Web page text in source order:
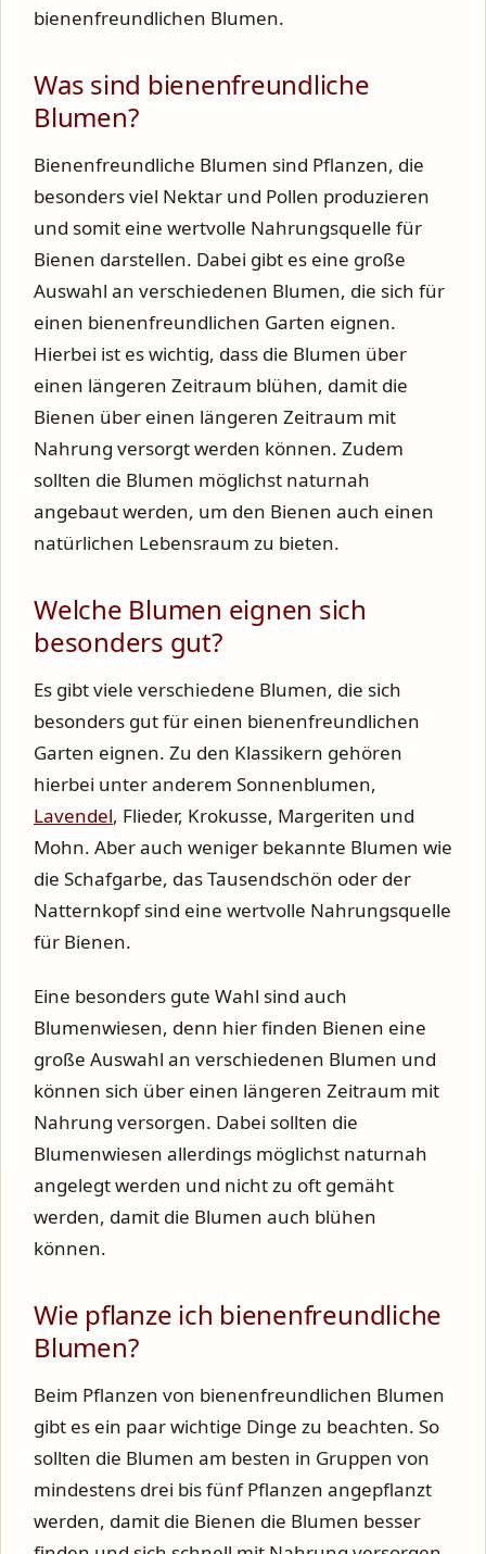
bienenfreundlichen Blumen.
Was sind bienenfreundliche
Blumen?
Bienenfreundliche Blumen sind Pflanzen, die
besonders viel Nektar und Pollen produzieren
und somit eine wertvolle Nahrungsquelle für
Bienen darstellen. Dabei gibt es eine große
Auswahl an verschiedenen Blumen, die sich für
einen bienenfreundlichen Garten eignen.
Hierbei ist es wichtig, dass die Blumen über
einen längeren Zeitraum blühen, damit die
Bienen über einen längeren Zeitraum mit
Nahrung versorgt werden können. Zudem
sollten die Blumen möglichst naturnah
angebaut werden, um den Bienen auch einen
natürlichen Lebensraum zu bieten.
Welche Blumen eignen sich
besonders gut?
Es gibt viele verschiedene Blumen, die sich
besonders gut für einen bienenfreundlichen
Garten eignen. Zu den Klassikern gehören
hierbei unter anderem Sonnenblumen,
Lavendel, Flieder, Krokusse, Margeriten und
Mohn. Aber auch weniger bekannte Blumen wie
die Schafgarbe, das Tausendschön oder der
Natternkopf sind eine wertvolle Nahrungsquelle
für Bienen.
Eine besonders gute Wahl sind auch
Blumenwiesen, denn hier finden Bienen eine
große Auswahl an verschiedenen Blumen und
können sich über einen längeren Zeitraum mit
Nahrung versorgen. Dabei sollten die
Blumenwiesen allerdings möglichst naturnah
angelegt werden und nicht zu oft gemäht
werden, damit die Blumen auch blühen
können.
Wie pflanze ich bienenfreundliche
Blumen?
Beim Pflanzen von bienenfreundlichen Blumen
gibt es ein paar wichtige Dinge zu beachten. So
sollten die Blumen am besten in Gruppen von
mindestens drei bis fünf Pflanzen angepflanzt
werden, damit die Bienen die Blumen besser